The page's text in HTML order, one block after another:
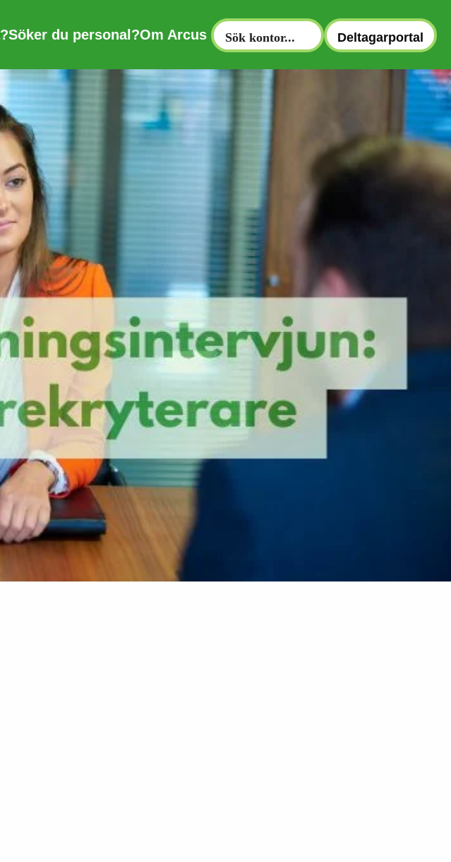
Söker du personal?Om Arcus Deltagarportal